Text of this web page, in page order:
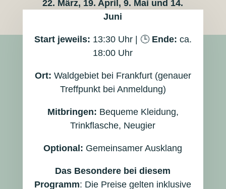
22. März, 19. April, 9. Mai und 14.
Juni
Start jeweils: 13:30 Uhr | 🕒 Ende: ca.
18:00 Uhr
Ort: Waldgebiet bei Frankfurt (genauer
Treffpunkt bei Anmeldung)
Mitbringen: Bequeme Kleidung,
Trinkflasche, Neugier
Optional: Gemeinsamer Ausklang
Das Besondere bei diesem
Programm: Die Preise gelten inklusive